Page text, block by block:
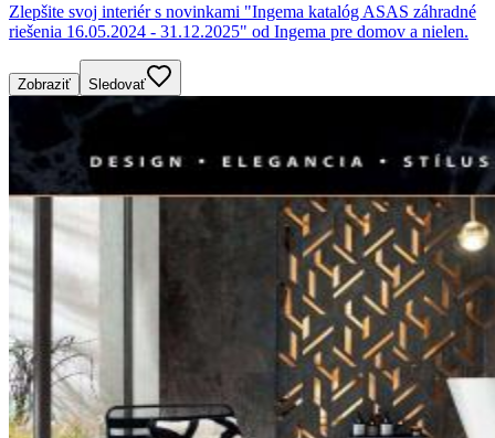
Zlepšite svoj interiér s novinkami "Ingema katalóg ASAS záhradné
riešenia 16.05.2024 - 31.12.2025" od Ingema pre domov a nielen.
Zobraziť Sledovať